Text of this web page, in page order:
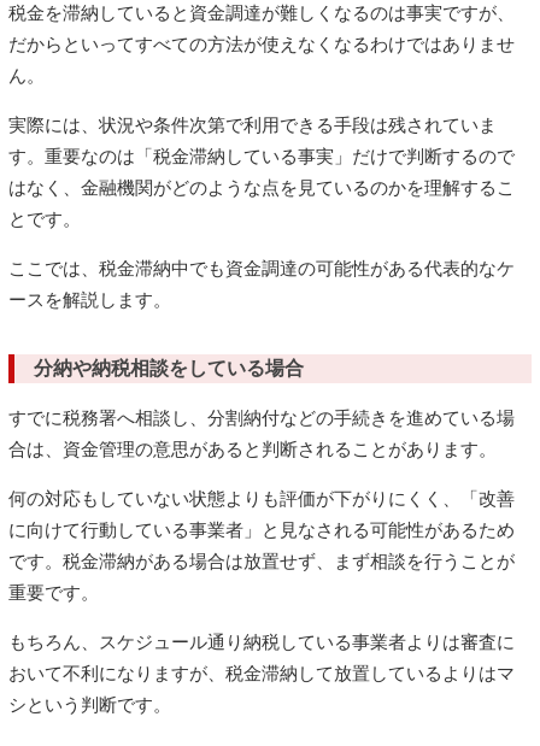
税金を滞納していると資金調達が難しくなるのは事実ですが、
だからといってすべての方法が使えなくなるわけではありませ
ん。
実際には、状況や条件次第で利用できる手段は残されていま
す。重要なのは「税金滞納している事実」だけで判断するので
はなく、金融機関がどのような点を見ているのかを理解するこ
とです。
ここでは、税金滞納中でも資金調達の可能性がある代表的なケ
ースを解説します。
分納や納税相談をしている場合
すでに税務署へ相談し、分割納付などの手続きを進めている場
合は、資金管理の意思があると判断されることがあります。
何の対応もしていない状態よりも評価が下がりにくく、「改善
に向けて行動している事業者」と見なされる可能性があるため
です。税金滞納がある場合は放置せず、まず相談を行うことが
重要です。
もちろん、スケジュール通り納税している事業者よりは審査に
おいて不利になりますが、税金滞納して放置しているよりはマ
シという判断です。